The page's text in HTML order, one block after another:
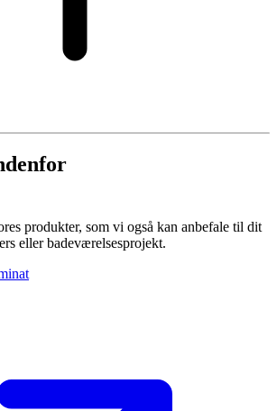
produkter, som vi også kan anbefale til dit
eller badeværelsesprojekt.